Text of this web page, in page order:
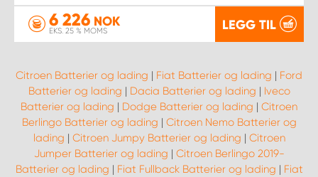
6 226 NOK
EKS. 25 % MOMS LEGG TIL
Citroen Batterier og lading | Fiat Batterier og lading | Ford
Batterier og lading | Dacia Batterier og lading | Iveco
Batterier og lading | Dodge Batterier og lading | Citroen
Berlingo Batterier og lading | Citroen Nemo Batterier og
lading | Citroen Jumpy Batterier og lading | Citroen
Jumper Batterier og lading | Citroen Berlingo 2019-
Batterier og lading | Fiat Fullback Batterier og lading | Fiat